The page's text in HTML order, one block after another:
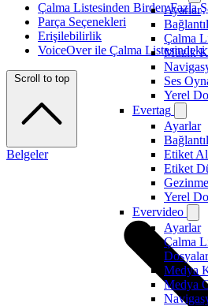
Ayarlar
Çalma
Müzik
Ses
Yerel
Evertag
Ayarlar
Etiket
Etiket
Gezinme
Yerel
Evervideo
Ayarlar
Çalma
Dosyalar
Medya
Medya
Çalma Listesinden Birden Fazla
Parça Seçenekleri
Erişilebilirlik
VoiceOver ile Çalma
Scroll to top
Belgeler